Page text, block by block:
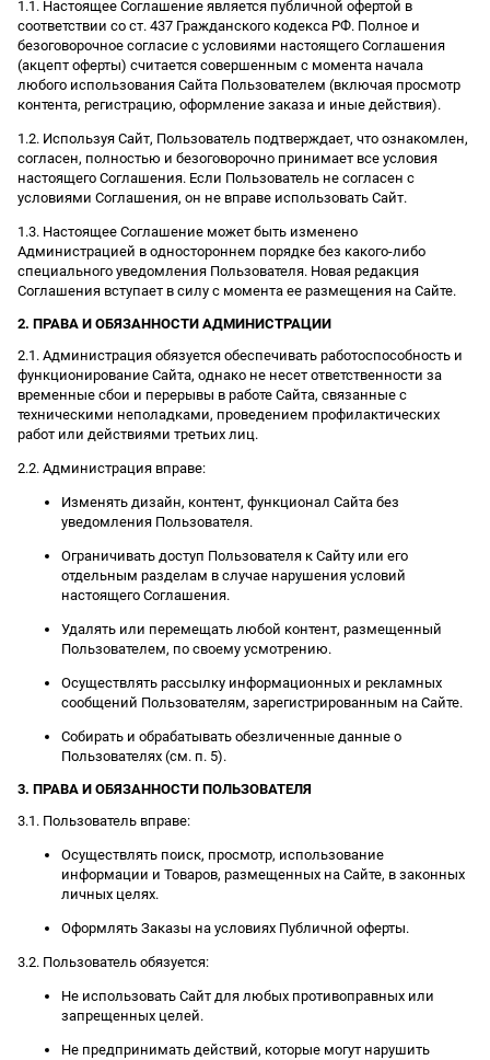
1.1. Настоящее Соглашение является публичной офертой в
соответствии со ст. 437 Гражданского кодекса РФ. Полное и
безоговорочное согласие с условиями настоящего Соглашения
(акцепт оферты) считается совершенным с момента начала
любого использования Сайта Пользователем (включая просмотр
контента, регистрацию, оформление заказа и иные действия).
1.2. Используя Сайт, Пользователь подтверждает, что ознакомлен,
согласен, полностью и безоговорочно принимает все условия
настоящего Соглашения. Если Пользователь не согласен с
условиями Соглашения, он не вправе использовать Сайт.
1.3. Настоящее Соглашение может быть изменено
Администрацией в одностороннем порядке без какого-либо
специального уведомления Пользователя. Новая редакция
Соглашения вступает в силу с момента ее размещения на Сайте.
2. ПРАВА И ОБЯЗАННОСТИ АДМИНИСТРАЦИИ
2.1. Администрация обязуется обеспечивать работоспособность и
функционирование Сайта, однако не несет ответственности за
временные сбои и перерывы в работе Сайта, связанные с
техническими неполадками, проведением профилактических
работ или действиями третьих лиц.
2.2. Администрация вправе:
Изменять дизайн, контент, функционал Сайта без
уведомления Пользователя.
Ограничивать доступ Пользователя к Сайту или его
отдельным разделам в случае нарушения условий
настоящего Соглашения.
Удалять или перемещать любой контент, размещенный
Пользователем, по своему усмотрению.
Осуществлять рассылку информационных и рекламных
сообщений Пользователям, зарегистрированным на Сайте.
Собирать и обрабатывать обезличенные данные о
Пользователях (см. п. 5).
3. ПРАВА И ОБЯЗАННОСТИ ПОЛЬЗОВАТЕЛЯ
3.1. Пользователь вправе:
Осуществлять поиск, просмотр, использование
информации и Товаров, размещенных на Сайте, в законных
личных целях.
Оформлять Заказы на условиях Публичной оферты.
3.2. Пользователь обязуется:
Не использовать Сайт для любых противоправных или
запрещенных целей.
Не предпринимать действий, которые могут нарушить